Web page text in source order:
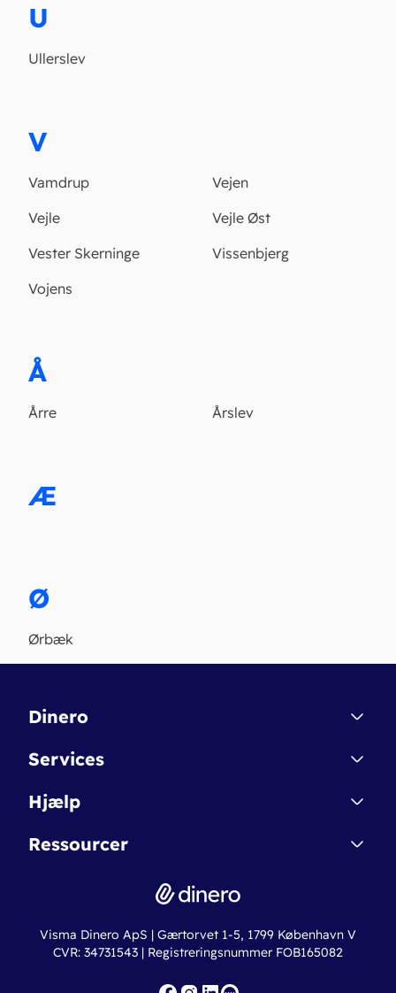
U
Ullerslev
V
Vamdrup
Vejen
Vejle
Vejle Øst
Vester Skerninge
Vissenbjerg
Vojens
Å
Årre Årslev
Æ
Ø
Ørbæk
Dinero
Kontakt
Betingelser & Sikkerhed
Nye funktioner
Services
Dinero Starter
Dinero Pro
Erhvervslån
Fakturaskabeloner
Hjælp
Regnskabsordbogen
Online regnskabskurser
Ressourcer
Ny virksomhed
Iværksætterlegat
Visma Dinero ApS | Gærtorvet 1-5, 1799 København V
CVR: 34731543 | Registreringsnummer FOB165082